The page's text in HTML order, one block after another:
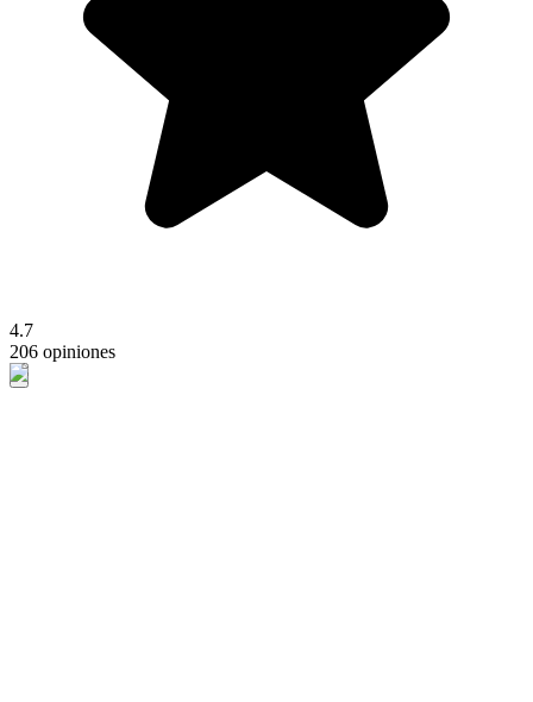
4.7
206 opiniones